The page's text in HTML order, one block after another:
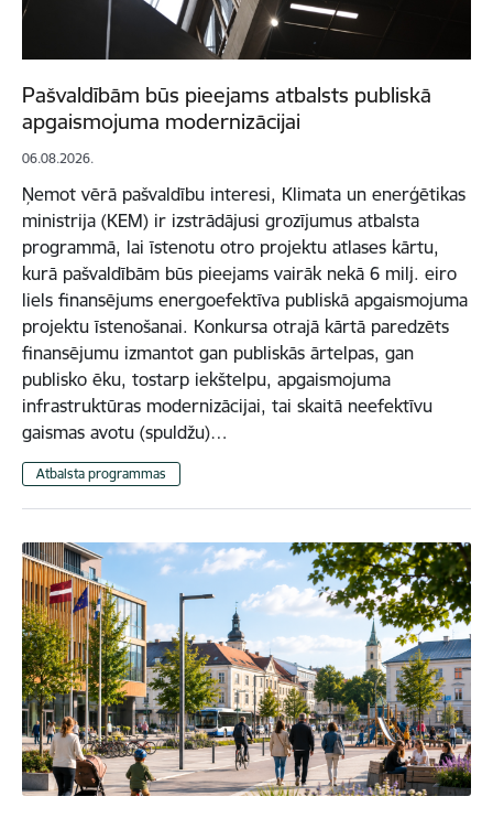
Pašvaldībām būs pieejams atbalsts publiskā
apgaismojuma modernizācijai
06.08.2026.
Ņemot vērā pašvaldību interesi, Klimata un enerģētikas
ministrija (KEM) ir izstrādājusi grozījumus atbalsta
programmā, lai īstenotu otro projektu atlases kārtu,
kurā pašvaldībām būs pieejams vairāk nekā 6 milj. eiro
liels finansējums energoefektīva publiskā apgaismojuma
projektu īstenošanai. Konkursa otrajā kārtā paredzēts
finansējumu izmantot gan publiskās ārtelpas, gan
publisko ēku, tostarp iekštelpu, apgaismojuma
infrastruktūras modernizācijai, tai skaitā neefektīvu
gaismas avotu (spuldžu)…
Atbalsta programmas